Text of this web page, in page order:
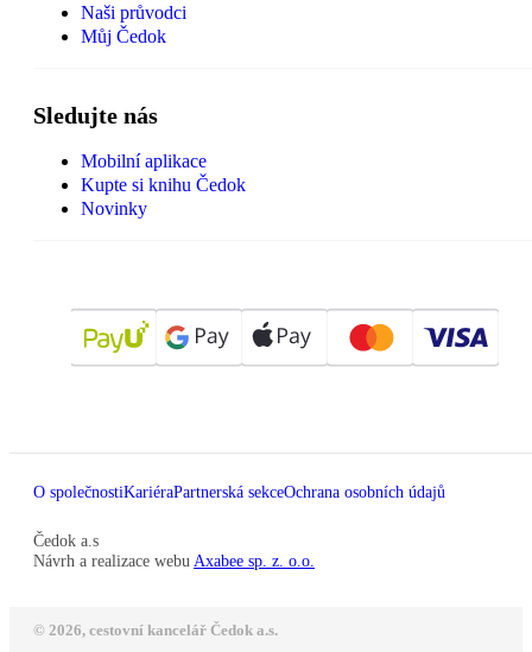
Naši průvodci
Můj Čedok
Sledujte nás
Mobilní aplikace
Kupte si knihu Čedok
Novinky
O společnostiKariéraPartnerská sekceOchrana osobních údajů
Čedok a.s
Návrh a realizace webu Axabee sp. z. o.o.
© 2026, cestovní kancelář Čedok a.s.